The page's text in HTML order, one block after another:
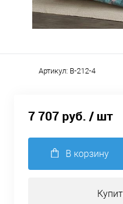
Артикул: B-212-4
7 707 руб. / шт
В корзину